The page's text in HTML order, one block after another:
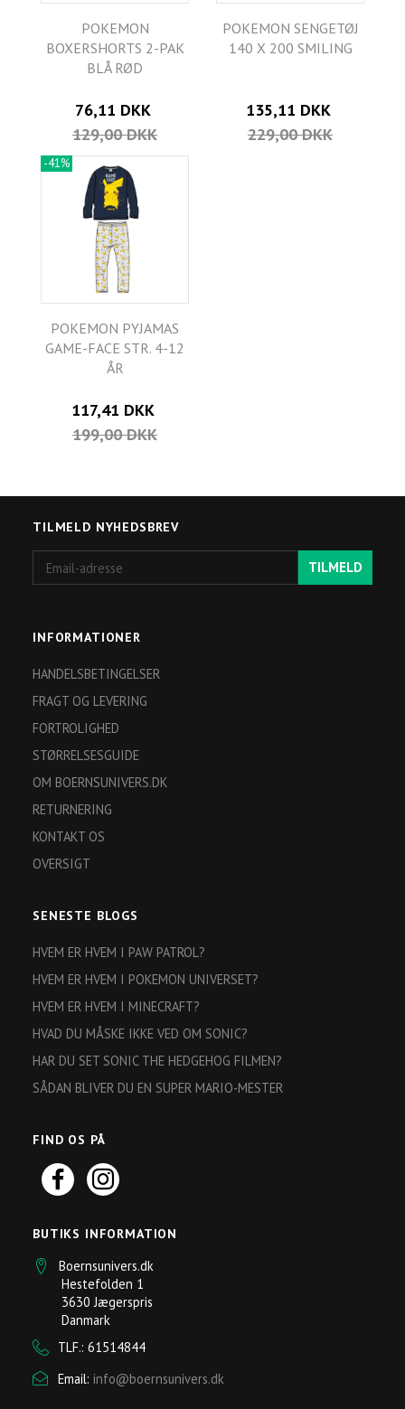
POKEMON
BOXERSHORTS 2-PAK
BLÅ RØD
76,11 DKK
129,00 DKK
POKEMON SENGETØJ
140 X 200 SMILING
135,11 DKK
229,00 DKK
-41%
POKEMON PYJAMAS
GAME-FACE STR. 4-12
ÅR
117,41 DKK
199,00 DKK
TILMELD NYHEDSBREV
adresse
TILMELD
INFORMATIONER
HANDELSBETINGELSER
FRAGT OG LEVERING
FORTROLIGHED
STØRRELSESGUIDE
OM BOERNSUNIVERS.DK
RETURNERING
KONTAKT OS
OVERSIGT
SENESTE BLOGS
HVEM ER HVEM I PAW PATROL?
HVEM ER HVEM I POKEMON UNIVERSET?
HVEM ER HVEM I MINECRAFT?
HVAD DU MÅSKE IKKE VED OM SONIC?
HAR DU SET SONIC THE HEDGEHOG FILMEN?
SÅDAN BLIVER DU EN SUPER MARIO-MESTER
FIND OS PÅ
BUTIKS INFORMATION
Boernsunivers.dk
Hestefolden 1
3630 Jægerspris
Danmark
TLF.: 61514844
Email: info@boernsunivers.dk